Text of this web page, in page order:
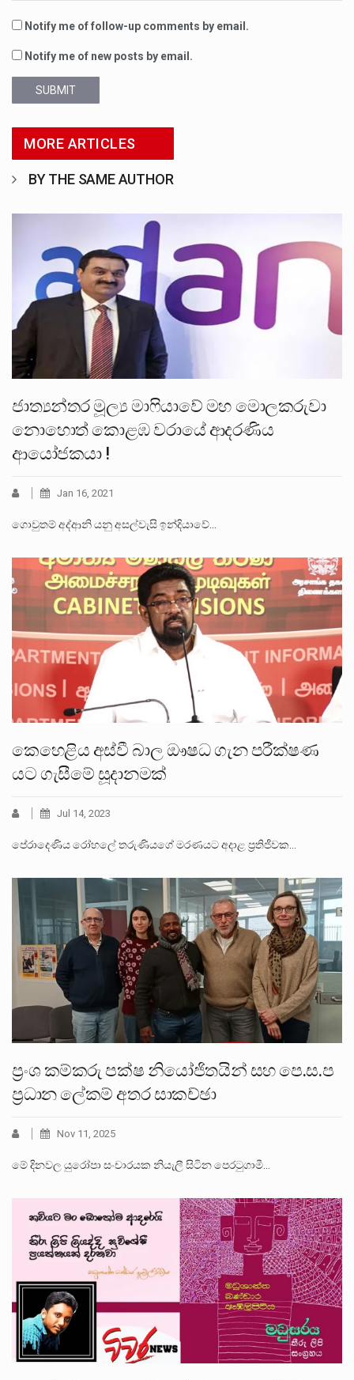
Notify me of follow-up comments by email.
Notify me of new posts by email.
SUBMIT
MORE ARTICLES
BY THE SAME AUTHOR
ජාත්‍යන්තර මූල්‍ය මාෆියාවේ මහ මොලකරුවා
නොහොත් කොළඹ වරායේ ආදරණිය
ආයෝජකයා !
Jan 16, 2021
ගොවුතම් අද්ආනි යනු අසල්වැසි ඉන්දියාවේ…
කෙහෙළිය අස්වී බාල ඖෂධ ගැන පරීක්ෂණ
යට ගැසීමේ සූදානමක්
Jul 14, 2023
පේරාදෙණිය රෝහලේ තරුණියගේ මරණයට අදාළ ප්‍රතිජීවක…
ප්‍රංශ කම්කරු පක්ෂ නියෝජිතයින් සහ පෙ.ස.ප
ප්‍රධාන ලේකම් අතර සාකච්ඡා
Nov 11, 2025
මේ දිනවල යුරෝපා සංචාරයක නියැලී සිටින පෙරටුගාමී…